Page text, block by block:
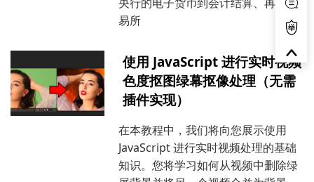
易所
使用 JavaScript 进行实时视频
色度抠图绿幕抠像处理（无需
插件实现）
在本教程中，我们将向您展示使用
JavaScript 进行实时视频处理的基础
知识。您将学习如何从视频中删除绿